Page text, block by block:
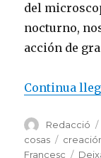
del
nocturno,
acción de
Continua
Autor
Redacció
cosas
Francesc